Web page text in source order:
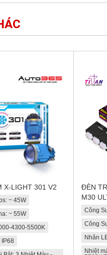
X-LIGHT 301 V2
~ 45W
~ 55W
4300-5500K
ĐÈN
M30
Công
Công
Nhân
Nhiệt